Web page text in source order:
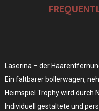
Laserina – der
Ein faltbarer bollerwagen,
Heimspiel Trophy wird durch
Individuell gestaltete und